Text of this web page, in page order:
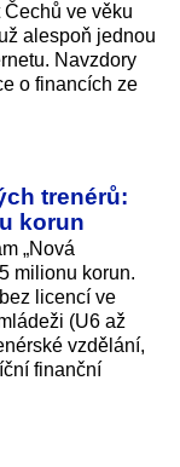
ve věku
alespoň jednou
Navzdory
o financích ze
trenérů:
korun
„Nová
milionu korun.
licencí ve
(U6 až
vzdělání,
finanční